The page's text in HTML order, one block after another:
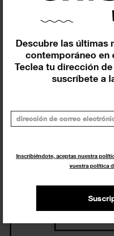
Descubre las últimas
contemporáneo en
Teclea tu dirección
suscríbete a
Inscribiéndote, aceptas nuestra
vuestra política
Exposiciones,
evento